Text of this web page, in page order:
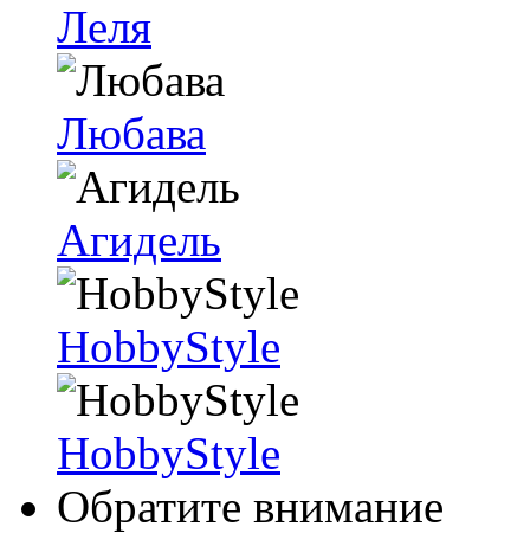
Леля
Любава
Агидель
HobbyStyle
HobbyStyle
Обратите внимание